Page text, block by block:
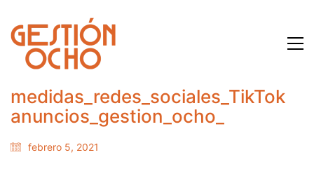
medidas_redes_sociales_TikTok
anuncios_gestion_ocho_
febrero 5, 2021